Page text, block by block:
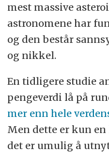
mest massive
astronomene har
og den består
og nikkel.
En tidligere studie
pengeverdi lå på
mer enn hele
Men dette er kun
det er umulig å